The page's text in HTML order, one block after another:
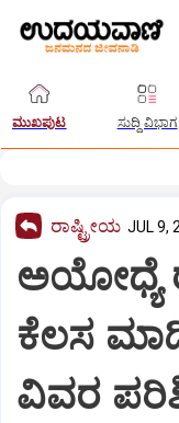
ಮುಖಪುಟ ಸುದ್ದಿ ವಿಭಾಗ
ರಾಷ್ಟ್ರೀಯ JUL 9,
ಅಯೋಧ್ಯೆ
ಕೆಲಸ
ವಿವರ